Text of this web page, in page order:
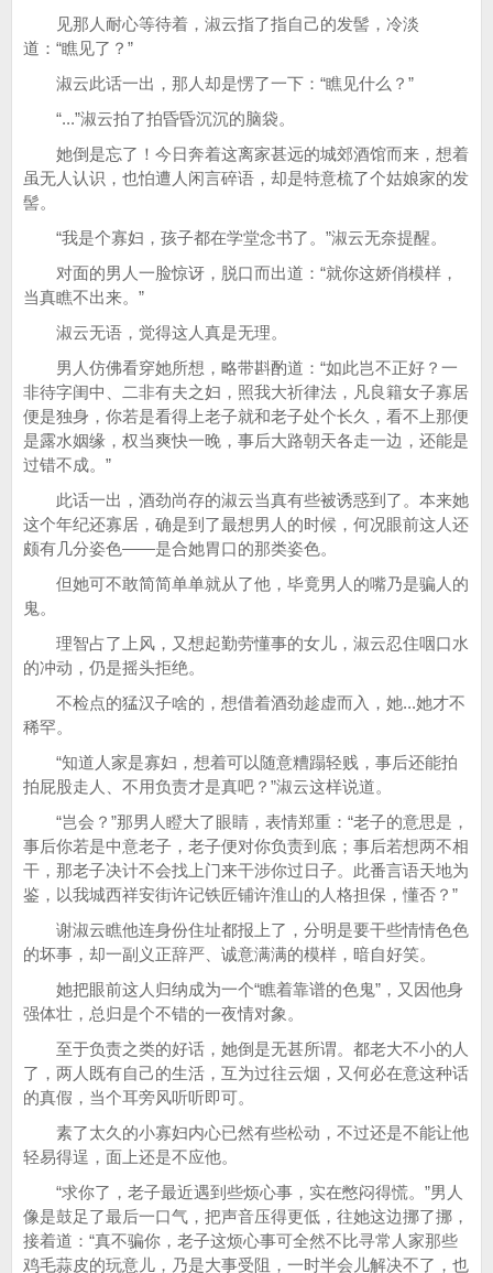
见那人耐心等待着，淑云指了指自己的发髻，冷淡
道：“瞧见了？”
淑云此话一出，那人却是愣了一下：“瞧见什么？”
“...”淑云拍了拍昏昏沉沉的脑袋。
她倒是忘了！今日奔着这离家甚远的城郊酒馆而来，想着
虽无人认识，也怕遭人闲言碎语，却是特意梳了个姑娘家的发
髻。
“我是个寡妇，孩子都在学堂念书了。”淑云无奈提醒。
对面的男人一脸惊讶，脱口而出道：“就你这娇俏模样，
当真瞧不出来。”
淑云无语，觉得这人真是无理。
男人仿佛看穿她所想，略带斟酌道：“如此岂不正好？一
非待字闺中、二非有夫之妇，照我大祈律法，凡良籍女子寡居
便是独身，你若是看得上老子就和老子处个长久，看不上那便
是露水姻缘，权当爽快一晚，事后大路朝天各走一边，还能是
过错不成。”
此话一出，酒劲尚存的淑云当真有些被诱惑到了。本来她
这个年纪还寡居，确是到了最想男人的时候，何况眼前这人还
颇有几分姿色——是合她胃口的那类姿色。
但她可不敢简简单单就从了他，毕竟男人的嘴乃是骗人的
鬼。
理智占了上风，又想起勤劳懂事的女儿，淑云忍住咽口水
的冲动，仍是摇头拒绝。
不检点的猛汉子啥的，想借着酒劲趁虚而入，她...她才不
稀罕。
“知道人家是寡妇，想着可以随意糟蹋轻贱，事后还能拍
拍屁股走人、不用负责才是真吧？”淑云这样说道。
“岂会？”那男人瞪大了眼睛，表情郑重：“老子的意思是，
事后你若是中意老子，老子便对你负责到底；事后若想两不相
干，那老子决计不会找上门来干涉你过日子。此番言语天地为
鉴，以我城西祥安街许记铁匠铺许淮山的人格担保，懂否？”
谢淑云瞧他连身份住址都报上了，分明是要干些情情色色
的坏事，却一副义正辞严、诚意满满的模样，暗自好笑。
她把眼前这人归纳成为一个“瞧着靠谱的色鬼”，又因他身
强体壮，总归是个不错的一夜情对象。
至于负责之类的好话，她倒是无甚所谓。都老大不小的人
了，两人既有自己的生活，互为过往云烟，又何必在意这种话
的真假，当个耳旁风听听即可。
素了太久的小寡妇内心已然有些松动，不过还是不能让他
轻易得逞，面上还是不应他。
“求你了，老子最近遇到些烦心事，实在憋闷得慌。”男人
像是鼓足了最后一口气，把声音压得更低，往她这边挪了挪，
接着道：“真不骗你，老子这烦心事可全然不比寻常人家那些
鸡毛蒜皮的玩意儿，乃是大事受阻，一时半会儿解决不了，也